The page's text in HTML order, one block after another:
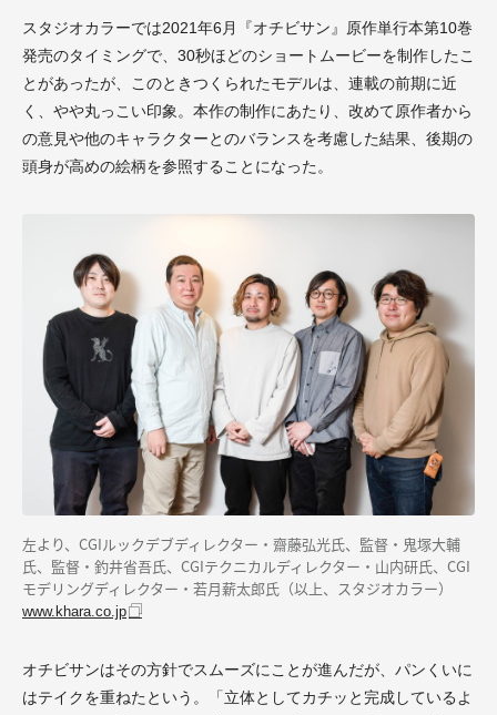
スタジオカラーでは2021年6月『オチビサン』原作単行本第10巻
発売のタイミングで、30秒ほどのショートムービーを制作したこ
とがあったが、このときつくられたモデルは、連載の前期に近
く、やや丸っこい印象。本作の制作にあたり、改めて原作者から
の意見や他のキャラクターとのバランスを考慮した結果、後期の
頭身が高めの絵柄を参照することになった。
左より、CGIルックデブディレクター・齋藤弘光氏、監督・鬼塚大輔
氏、監督・釣井省吾氏、CGIテクニカルディレクター・山内研氏、CGI
モデリングディレクター・若月薪太郎氏（以上、スタジオカラー）
www.khara.co.jp
オチビサンはその方針でスムーズにことが進んだが、パンくいに
はテイクを重ねたという。「立体としてカチッと完成しているよ